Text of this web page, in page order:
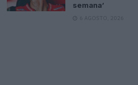
semana’
6 AGOSTO, 2026